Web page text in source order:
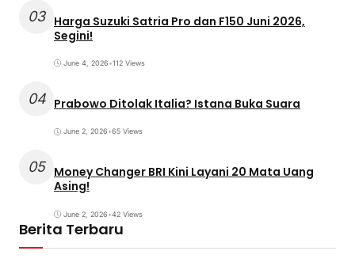
03 Harga Suzuki Satria Pro dan F150 Juni 2026,
Segini!
June 4, 2026•112 Views
04 Prabowo Ditolak Italia? Istana Buka Suara
June 2, 2026•65 Views
05 Money Changer BRI Kini Layani 20 Mata Uang
Asing!
June 2, 2026•42 Views
Berita Terbaru